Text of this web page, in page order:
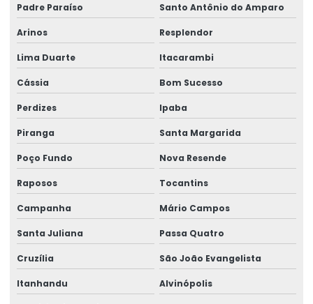
Rótulos Para Varejo Personalizados
Rótulos Personalizados
Rótulos Personalizados Para Negócios
Rótulos Termo Adesivos Para Comércio
Rótulos Termo Transferência
Padre Paraíso Santo Antônio do Amparo
Arinos Resplendor
Lima Duarte Itacarambi
Cássia Bom Sucesso
Perdizes Ipaba
Piranga Santa Margarida
Poço Fundo Nova Resende
Raposos Tocantins
Campanha Mário Campos
Santa Juliana Passa Quatro
Cruzília São João Evangelista
Itanhandu Alvinópolis